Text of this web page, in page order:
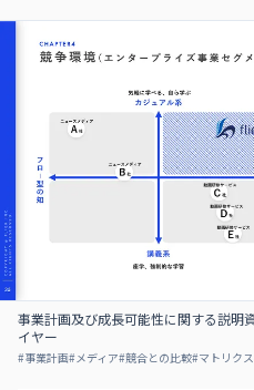
事業計画及び成⻑可能性に関する説明
イヤー
#事業計画#メディア#競合との比較#マトリクス